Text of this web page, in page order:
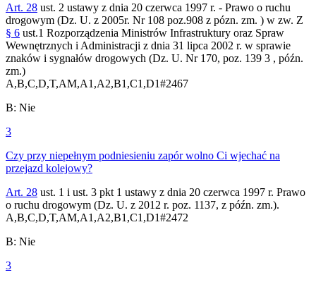
Art. 28 ust. 2 ustawy z dnia 20 czerwca 1997 r. - Prawo o ruchu
drogowym (Dz. U. z 2005r. Nr 108 poz.908 z pózn. zm. ) w zw. Z
§ 6 ust.1 Rozporządzenia Ministrów Infrastruktury oraz Spraw
Wewnętrznych i Administracji z dnia 31 lipca 2002 r. w sprawie
znaków i sygnałów drogowych (Dz. U. Nr 170, poz. 139 3 , późn.
zm.)
A,B,C,D,T,AM,A1,A2,B1,C1,D1#2467
B: Nie
3
Czy przy niepełnym podniesieniu zapór wolno Ci wjechać na
przejazd kolejowy?
Art. 28 ust. 1 i ust. 3 pkt 1 ustawy z dnia 20 czerwca 1997 r. Prawo
o ruchu drogowym (Dz. U. z 2012 r. poz. 1137, z późn. zm.).
A,B,C,D,T,AM,A1,A2,B1,C1,D1#2472
B: Nie
3